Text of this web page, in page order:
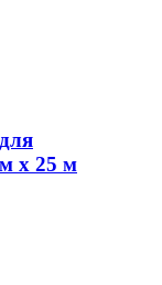
х 25 м